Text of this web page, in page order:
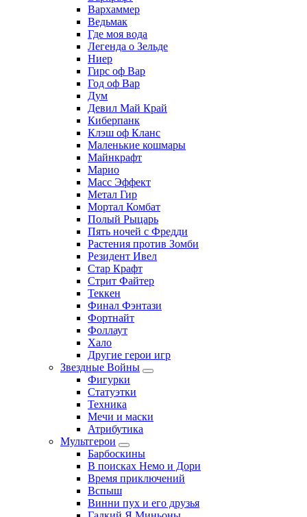
Вархаммер
Ведьмак
Где моя вода
Легенда о Зельде
Ниер
Гирс оф Вар
Год оф Вар
Дум
Девил Май Край
Киберпанк
Клэш оф Кланс
Маленькие кошмары
Майнкрафт
Марио
Масс Эффект
Метал Гир
Мортал Комбат
Полый Рыцарь
Пять ночей с Фредди
Растения против Зомби
Резидент Ивел
Стар Крафт
Стрит Файтер
Теккен
Финал Фэнтази
Фортнайт
Фоллаут
Хало
Другие герои игр
Звездные Войны
Фигурки
Статуэтки
Техника
Мечи и маски
Атрибутика
Мультгерои
Барбоскины
В поисках Немо и Дори
Время приключений
Вспыш
Винни пух и его друзья